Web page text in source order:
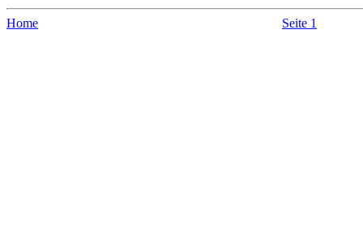
Home Seite 1